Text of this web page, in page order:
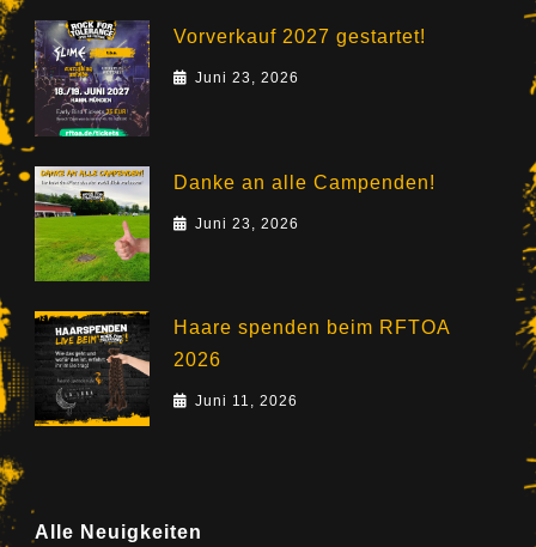
Vorverkauf 2027 gestartet!
Juni 23, 2026
Danke an alle Campenden!
Juni 23, 2026
Haare spenden beim RFTOA
2026
Juni 11, 2026
Alle Neuigkeiten